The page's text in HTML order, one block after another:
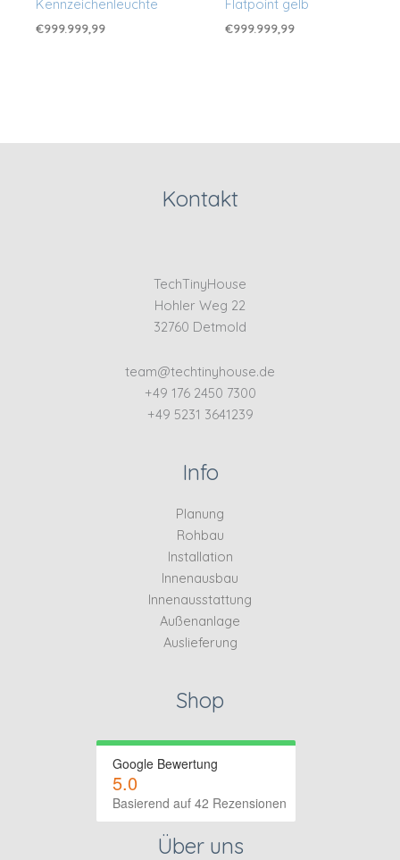
Kennzeichenleuchte
€999.999,99
Flatpoint gelb
€999.999,99
Kontakt
TechTinyHouse
Hohler Weg 22
32760 Detmold
team@techtinyhouse.de
+49 176 2450 7300
+49 5231 3641239
Info
Planung
Rohbau
Installation
Innenausbau
Innenausstattung
Außenanlage
Auslieferung
Shop
Google Bewertung
5.0
Basierend auf 42 Rezensionen
Über uns